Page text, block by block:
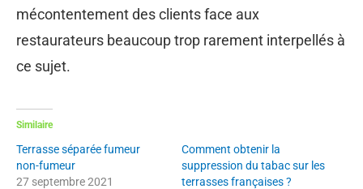
mécontentement des clients face aux
restaurateurs beaucoup trop rarement interpellés à
ce sujet.
Similaire
Terrasse séparée fumeur
non-fumeur
27 septembre 2021
Comment obtenir la
suppression du tabac sur les
terrasses françaises ?